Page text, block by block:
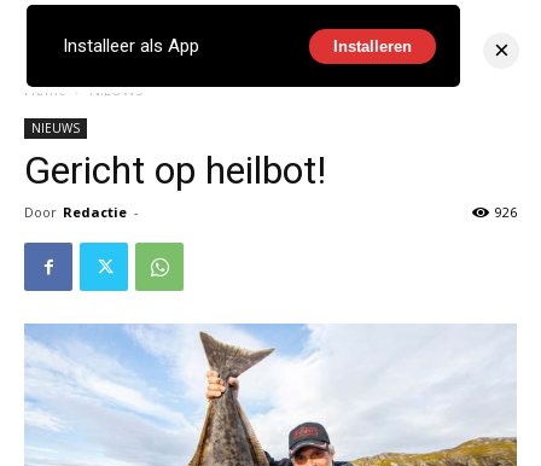
Home NIEUWS
NIEUWS
Gericht op heilbot!
Door Redactie - 926
Installeer als App Installeren ×